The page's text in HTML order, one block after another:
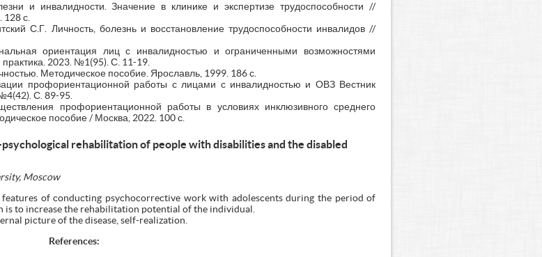
и инвалидности. Значение в клинике и экспертизе трудоспособности //
с.
С.Г. Личность, болезнь и восстановление трудоспособности инвалидов //
ориентация лиц с инвалидностью и ограниченными возможностями
2023. №1(95). С. 11-19.
Методическое пособие. Ярославль, 1999. 186 с.
профориентационной работы с лицами с инвалидностью и ОВЗ Вестник
С. 89-95.
профориентационной работы в условиях инклюзивного среднего
пособие / Москва, 2022. 100 с.
rehabilitation of people with disabilities and the disabled
Moscow
of conducting psychocorrective work with adolescents during the period of
to increase the rehabilitation potential of the individual.
picture of the disease, self-realization.
References: